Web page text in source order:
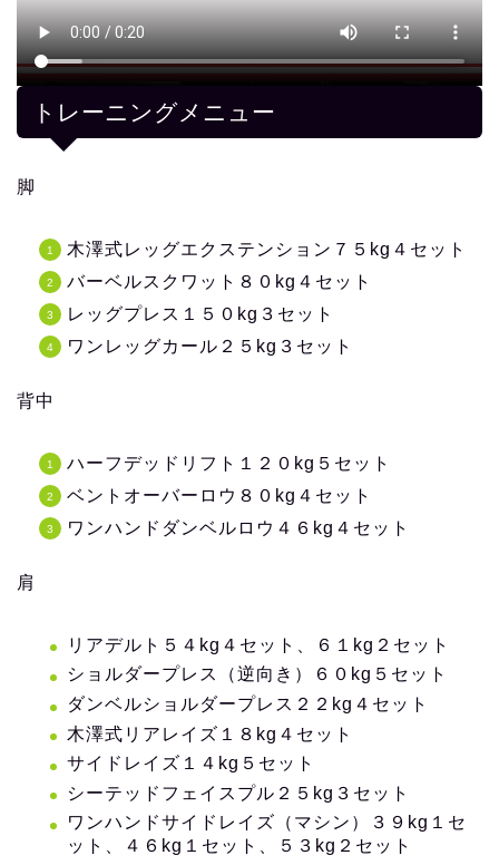
トレーニングメニュー
脚
木澤式レッグエクステンション７５kg４セット
バーベルスクワット８０kg４セット
レッグプレス１５０kg３セット
ワンレッグカール２５kg３セット
背中
ハーフデッドリフト１２０kg５セット
ベントオーバーロウ８０kg４セット
ワンハンドダンベルロウ４６kg４セット
肩
リアデルト５４kg４セット、６１kg２セット
ショルダープレス（逆向き）６０kg５セット
ダンベルショルダープレス２２kg４セット
木澤式リアレイズ１８kg４セット
サイドレイズ１４kg５セット
シーテッドフェイスプル２５kg３セット
ワンハンドサイドレイズ（マシン）３９kg１セ
ット、４６kg１セット、５３kg２セット